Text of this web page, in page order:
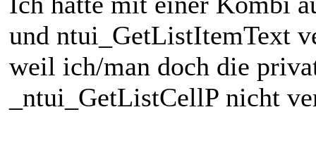
und ntui_GetListItemText
weil ich/man doch die
_ntui_GetListCellP nicht